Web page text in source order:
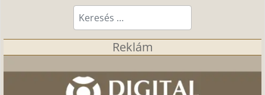
Keresés...
Reklám